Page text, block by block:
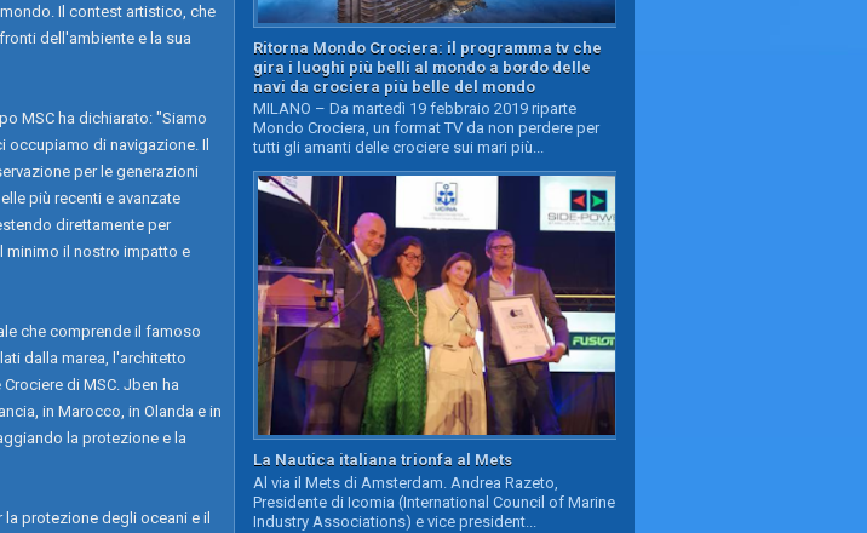
Il contest artistico, che
dell'ambiente e la sua
MSC ha dichiarato: "Siamo
occupiamo di navigazione. Il
per le generazioni
più recenti e avanzate
direttamente per
minimo il nostro impatto e
che comprende il famoso
dalla marea, l'architetto
di MSC. Jben ha
in Marocco, in Olanda e in
la protezione e la
protezione degli oceani e il
Ritorna Mondo Crociera: il programma tv che
gira i luoghi più belli al mondo a bordo delle
navi da crociera più belle del mondo
MILANO – Da martedì 19 febbraio 2019 riparte
Mondo Crociera, un format TV da non perdere per
tutti gli amanti delle crociere sui mari più...
La Nautica italiana trionfa al Mets
Al via il Mets di Amsterdam. Andrea Razeto,
Presidente di Icomia (International Council of Marine
Industry Associations) e vice president...